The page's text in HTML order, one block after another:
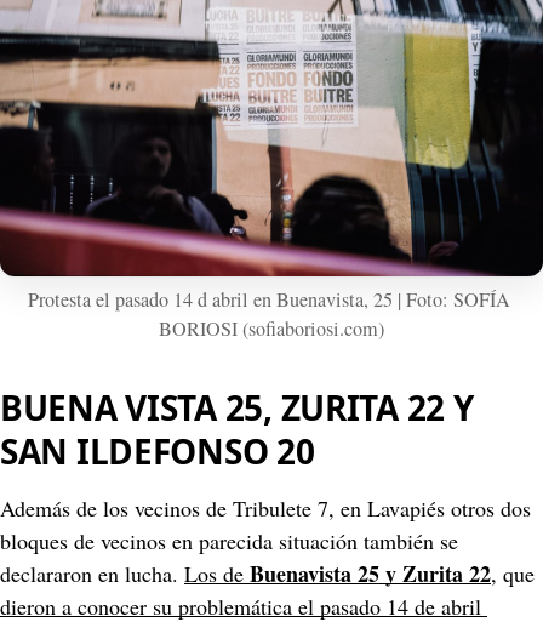
Protesta el pasado 14 d abril en Buenavista, 25 | Foto: SOFÍA
BORIOSI (sofiaboriosi.com)
BUENA VISTA 25, ZURITA 22 Y
SAN ILDEFONSO 20
Además de los vecinos de Tribulete 7, en Lavapiés otros dos
bloques de vecinos en parecida situación también se
declararon en lucha. Los de Buenavista 25 y Zurita 22, que
dieron a conocer su problemática el pasado 14 de abril